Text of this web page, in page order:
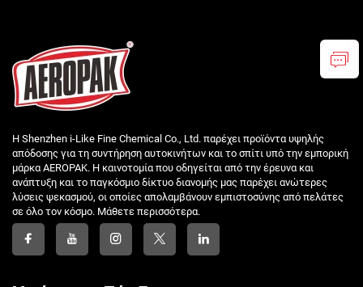
Η Shenzhen i-Like Fine Chemical Co., Ltd. παρέχει προϊόντα υψηλής
απόδοσης για τη συντήρηση αυτοκινήτων και το σπίτι υπό την εμπορική
μάρκα AEROPAK. Η καινοτομία που οδηγείται από την έρευνα και
ανάπτυξη και το παγκόσμιο δίκτυο διανομής μας παρέχει ανώτερες
λύσεις ψεκασμού, οι οποίες απολαμβάνουν εμπιστοσύνης από πελάτες
σε όλο τον κόσμο. Μάθετε περισσότερα.